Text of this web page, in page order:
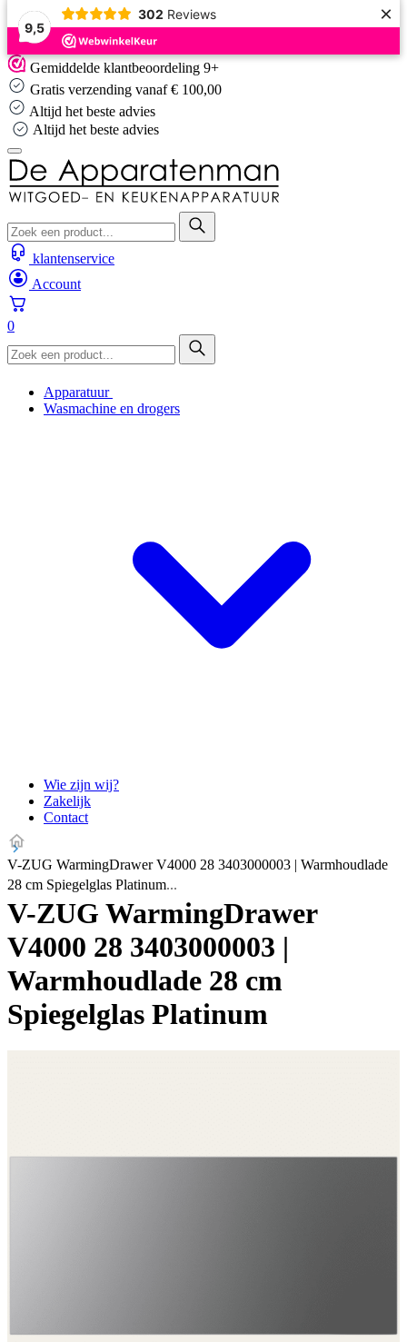
9,5
302 Reviews ×
Skip
to
content
Gemiddelde klantbeoordeling 9+
Gratis verzending vanaf € 100,00
Altijd het beste advies
Altijd het beste advies
klantenservice
Account
0
Apparatuur
Wasmachine en drogers
Wie zijn wij?
Zakelijk
Contact
V-ZUG WarmingDrawer V4000 28 3403000003 | Warmhoudlade
28 cm Spiegelglas Platinum
V-ZUG WarmingDrawer
V4000 28 3403000003 |
Warmhoudlade 28 cm
Spiegelglas Platinum